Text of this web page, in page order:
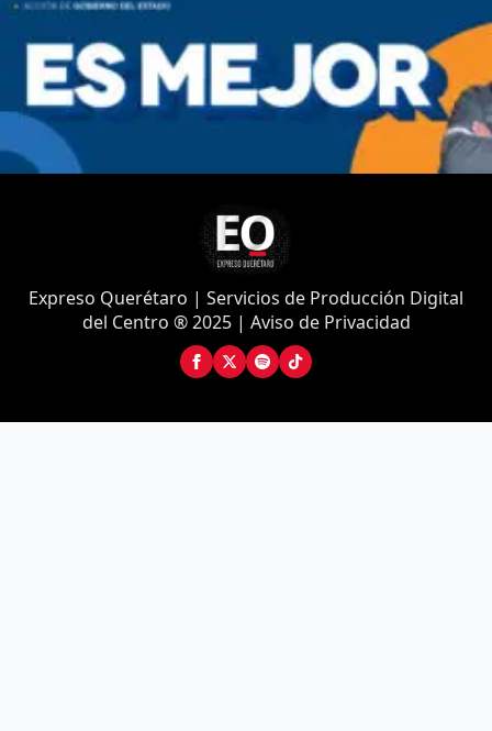
Expreso Querétaro | Servicios de Producción Digital
del Centro ® 2025 | Aviso de Privacidad